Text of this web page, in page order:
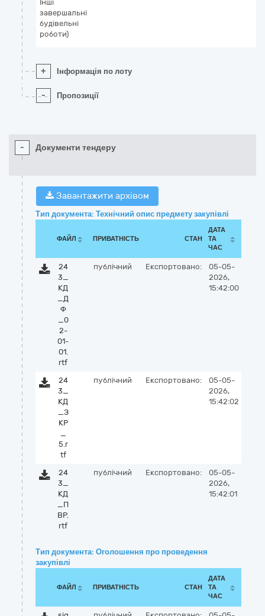
Інші
завершальні
будівельні
роботи)
+ Інформація по лоту
- Пропозиції
- Документи тендеру
Завантажити архівом
Тип документа: Технічний опис предмету закупівлі
ФАЙЛ ПРИВАТНІСТЬ СТАН
ДАТА
ТА
ЧАС
24
3_
КД
_Д
Ф
_0
2-
01-
01.
rtf
публічний Експортовано:
05-05-
2026,
15:42:00
24
3_
КД
_З
КР
_
5.r
tf
публічний Експортовано:
05-05-
2026,
15:42:02
24
3_
КД
_П
ВР.
rtf
публічний Експортовано:
05-05-
2026,
15:42:01
Тип документа: Оголошення про проведення
закупівлі
ФАЙЛ ПРИВАТНІСТЬ СТАН
ДАТА
ТА
ЧАС